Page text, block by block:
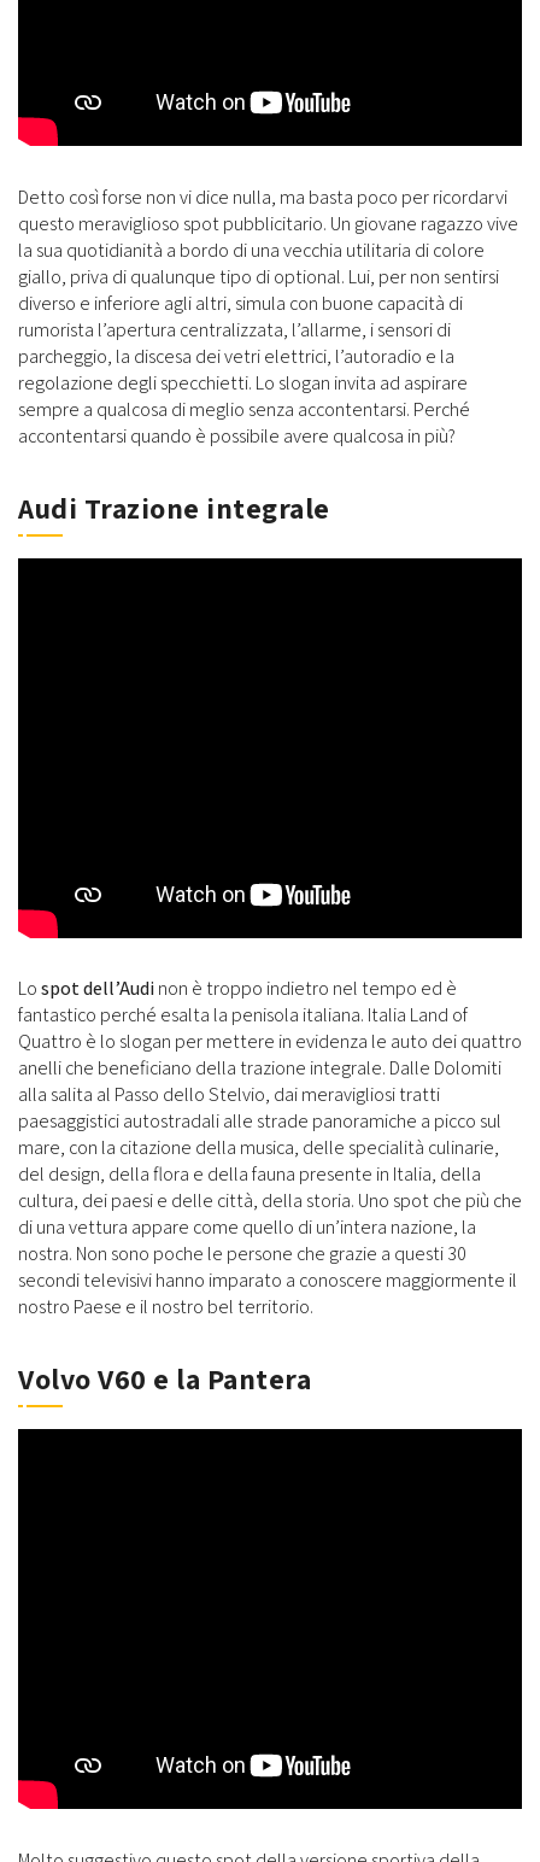
Detto così forse non vi dice nulla, ma basta poco per ricordarvi
questo meraviglioso spot pubblicitario. Un giovane ragazzo vive
la sua quotidianità a bordo di una vecchia utilitaria di colore
giallo, priva di qualunque tipo di optional. Lui, per non sentirsi
diverso e inferiore agli altri, simula con buone capacità di
rumorista l’apertura centralizzata, l’allarme, i sensori di
parcheggio, la discesa dei vetri elettrici, l’autoradio e la
regolazione degli specchietti. Lo slogan invita ad aspirare
sempre a qualcosa di meglio senza accontentarsi. Perché
accontentarsi quando è possibile avere qualcosa in più?
Audi Trazione integrale
Lospot dell’Audinon è troppo indietro nel tempo ed è
fantastico perché esalta la penisola italiana. Italia Land of
Quattro è lo slogan per mettere in evidenza le auto dei quattro
anelli che beneficiano della trazione integrale. Dalle Dolomiti
alla salita al Passo dello Stelvio, dai meravigliosi tratti
paesaggistici autostradali alle strade panoramiche a picco sul
mare, con la citazione della musica, delle specialità culinarie,
del design, della flora e della fauna presente in Italia, della
cultura, dei paesi e delle città, della storia. Uno spot che più che
di una vettura appare come quello di un’intera nazione, la
nostra. Non sono poche le persone che grazie a questi 30
secondi televisivi hanno imparato a conoscere maggiormente il
nostro Paese e il nostro bel territorio.
Volvo V60 e la Pantera